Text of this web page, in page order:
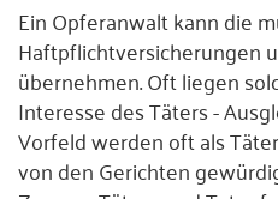
Ein Opferanwalt kann die
Haftpflichtversicherungen
übernehmen. Oft liegen
Interesse des Täters -
Vorfeld werden oft als
von den Gerichten